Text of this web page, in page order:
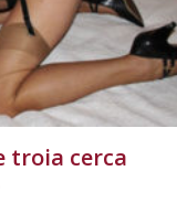
troia cerca